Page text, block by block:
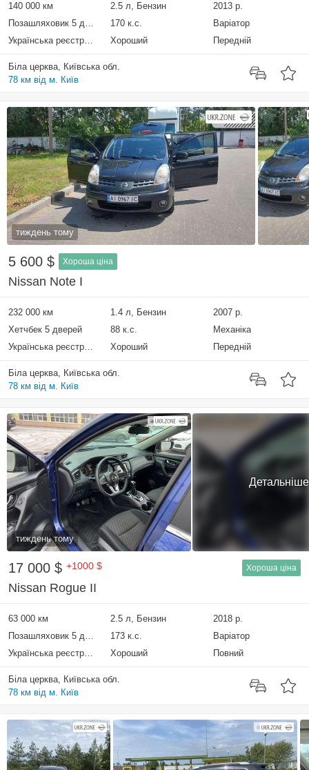
140 000 км 2.5 л, Бензин
2013 р.
Позашляховик 5 дверей
170 к.с.
Варіатор
Українська реєстрація
Хороший Передній
Біла церква, Київська обл.
78 км від м. Київ
тиждень тому
5 600 $ Хороша ціна
Nissan Note I
232 000 км 1.4 л, Бензин
2007 р.
Хетчбек 5 дверей
88 к.с.
Механіка
Українська реєстрація
Хороший Передній
Біла церква, Київська обл.
78 км від м. Київ
тиждень тому
Детальніше
17 000 $ +1000 $ Хороша ціна
Nissan Rogue II
63 000 км 2.5 л, Бензин
2018 р.
Позашляховик 5 дверей
173 к.с.
Варіатор
Українська реєстрація
Хороший Повний
Біла церква, Київська обл.
78 км від м. Київ